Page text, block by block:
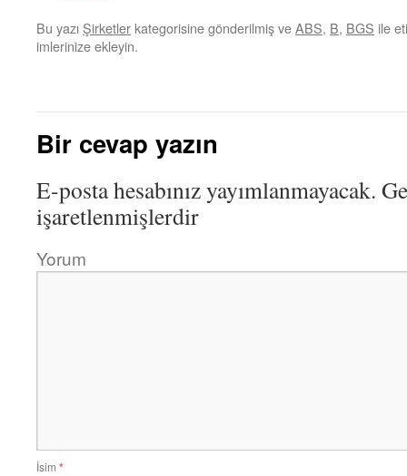
Bu yazı Şirketler kategorisine gönderilmiş veABS, B, BGS ile
imlerinize ekleyin.
Bir cevap yazın
E-posta hesabınız yayımlanmayacak.
işaretlenmişlerdir
Yorum
İsim *